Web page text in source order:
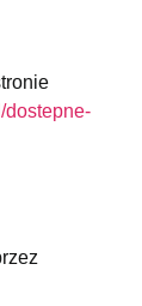
dostepne-